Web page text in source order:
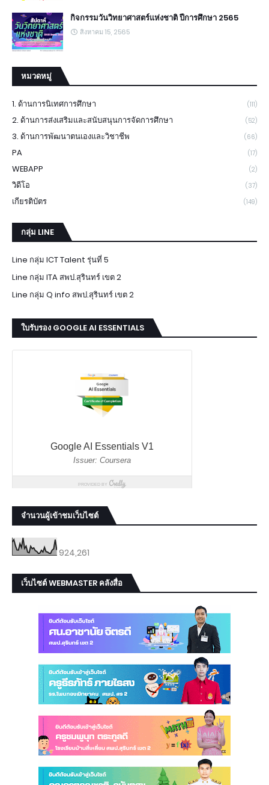
กิจกรรมวันวิทยาศาสตร์แห่งชาติ ปีการศึกษา 2565
สิงหาคม 15, 2565
หมวดหมู่
1. ด้านการนิเทศการศึกษา (111)
2. ด้านการส่งเสริมและสนับสนุนการจัดการศึกษา (52)
3. ด้านการพัฒนาตนเองและวิชาชีพ (66)
PA (17)
WEBAPP (2)
วิดีโอ (37)
เกียรติบัตร (149)
กลุ่ม LINE
Line กลุ่ม ICT Talent รุ่นที่ 5
Line กลุ่ม ITA สพป.สุรินทร์ เขต 2
Line กลุ่ม Q info สพป.สุรินทร์ เขต 2
ใบรับรอง GOOGLE AI ESSENTIALS
จำนวนผู้เข้าชมเว็บไซต์
924,261
เว็บไซต์ WEBMASTER คลังสื่อ